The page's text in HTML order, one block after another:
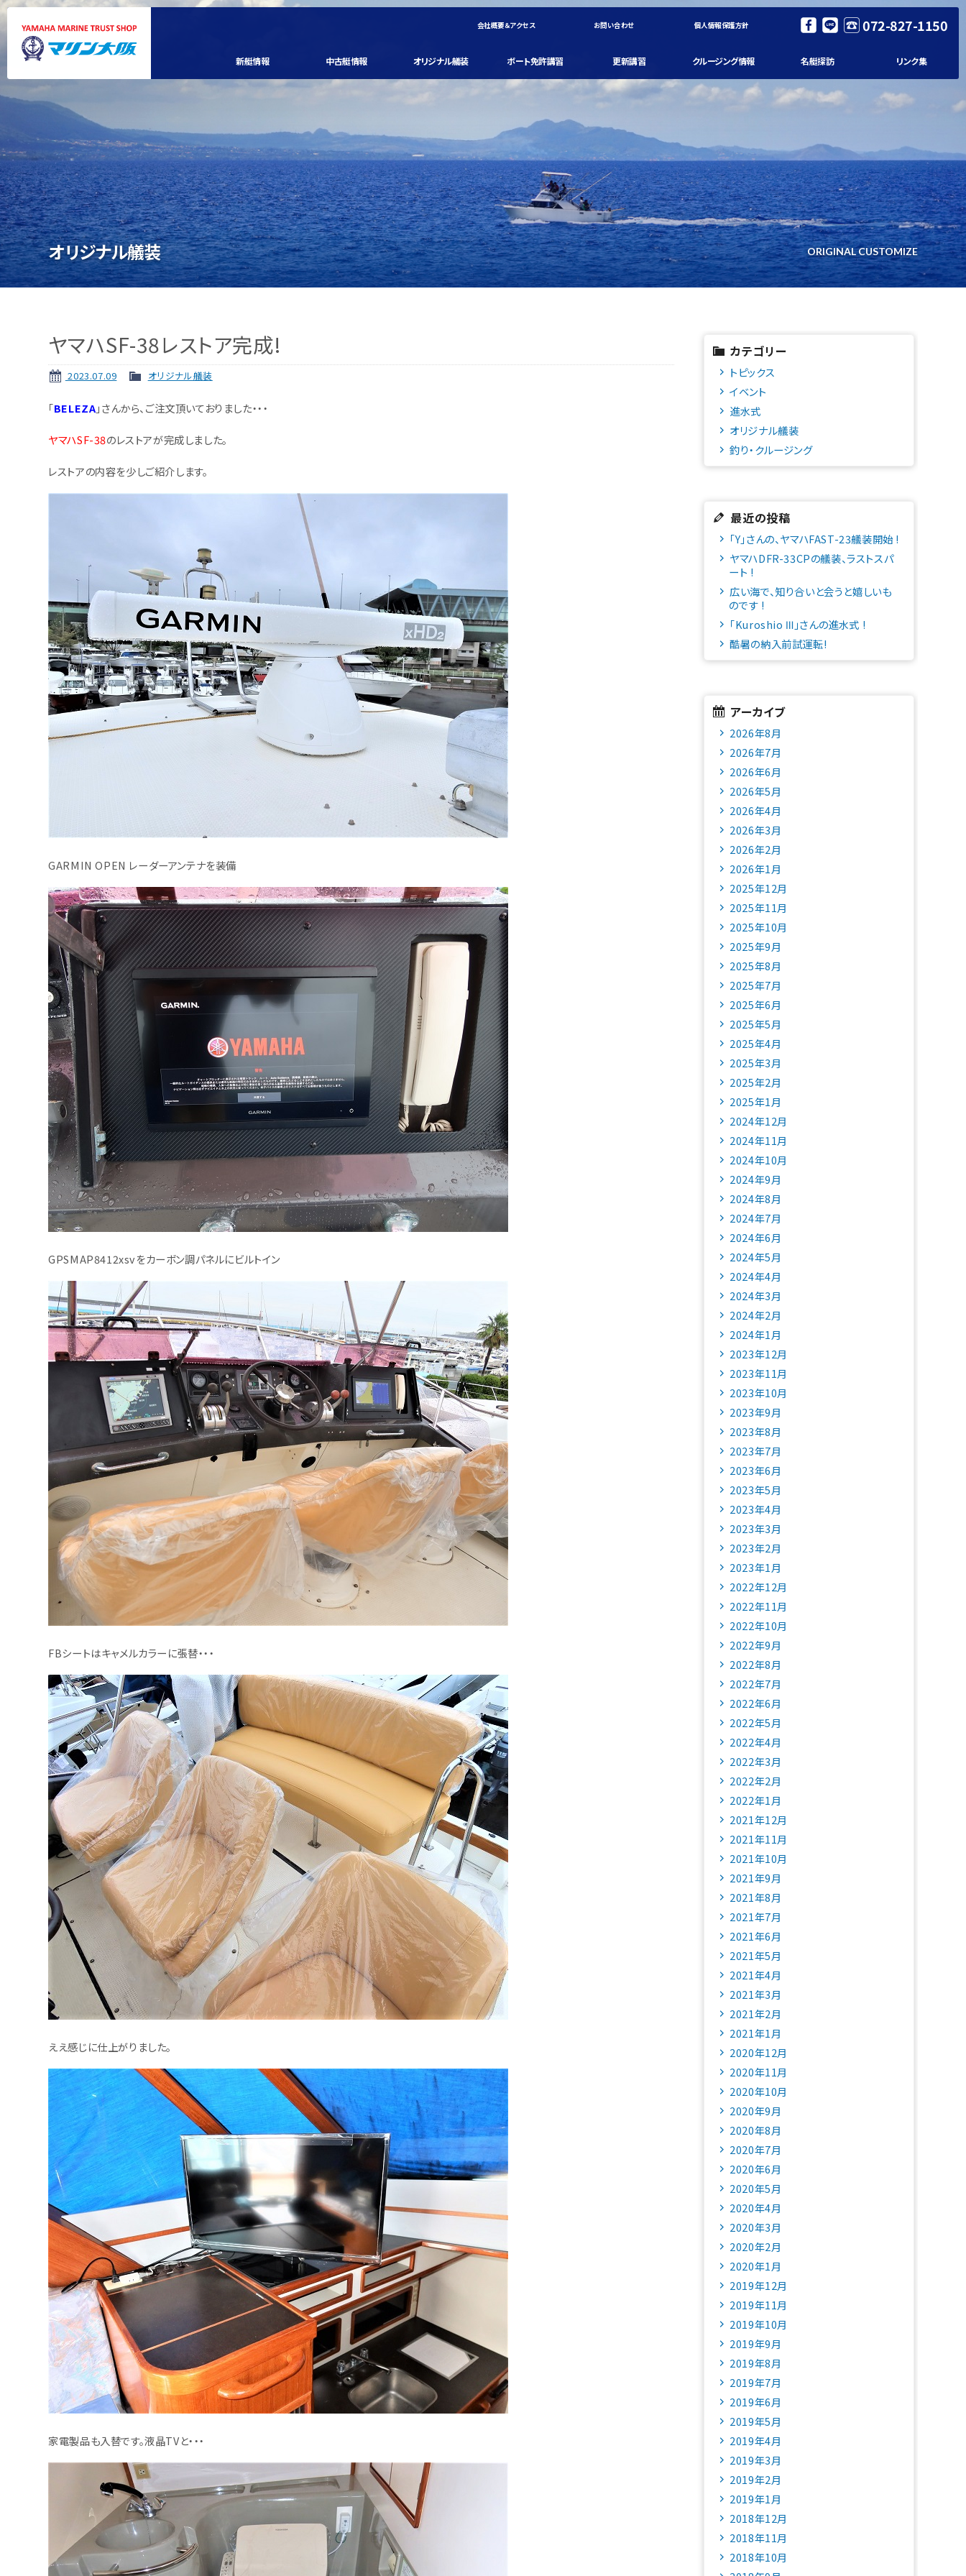
会社概要＆アクセス お問い合わせ 個人情報保護方針 072-827-1150
新艇情報 中古艇情報 オリジナル艤装 ボート免許講習 更新講習 クルージング情報 名艇探訪 リンク集
オリジナル艤装 ORIGINAL CUSTOMIZE
ヤマハSF-38レストア完成!
2023.07.09 オリジナル艤装
「BELEZA」さんから、ご注文頂いておりました・・・
ヤマハSF-38のレストアが完成しました。
レストアの内容を少しご紹介します。
GARMIN OPEN レーダーアンテナを装備
GPSMAP8412xsvをカーボン調パネルにビルトイン
FBシートはキャメルカラーに張替・・・
ええ感じに仕上がりました。
家電製品も入替です。液晶TVと・・・
カテゴリー
トピックス
イベント
進水式
オリジナル艤装
釣り・クルージング
最近の投稿
「Y」さんの、ヤマハFAST-23艤装開始 !
ヤマハDFR-33CPの艤装、ラストスパ
ート !
広い海で、知り合いと会うと嬉しいも
のです !
「Kuroshio Ⅲ」さんの進水式 !
酷暑の納入前試運転!
アーカイブ
2026年8月
2026年7月
2026年6月
2026年5月
2026年4月
2026年3月
2026年2月
2026年1月
2025年12月
2025年11月
2025年10月
2025年9月
2025年8月
2025年7月
2025年6月
2025年5月
2025年4月
2025年3月
2025年2月
2025年1月
2024年12月
2024年11月
2024年10月
2024年9月
2024年8月
2024年7月
2024年6月
2024年5月
2024年4月
2024年3月
2024年2月
2024年1月
2023年12月
2023年11月
2023年10月
2023年9月
2023年8月
2023年7月
2023年6月
2023年5月
2023年4月
2023年3月
2023年2月
2023年1月
2022年12月
2022年11月
2022年10月
2022年9月
2022年8月
2022年7月
2022年6月
2022年5月
2022年4月
2022年3月
2022年2月
2022年1月
2021年12月
2021年11月
2021年10月
2021年9月
2021年8月
2021年7月
2021年6月
2021年5月
2021年4月
2021年3月
2021年2月
2021年1月
2020年12月
2020年11月
2020年10月
2020年9月
2020年8月
2020年7月
2020年6月
2020年5月
2020年4月
2020年3月
2020年2月
2020年1月
2019年12月
2019年11月
2019年10月
2019年9月
2019年8月
2019年7月
2019年6月
2019年5月
2019年4月
2019年3月
2019年2月
2019年1月
2018年12月
2018年11月
2018年10月